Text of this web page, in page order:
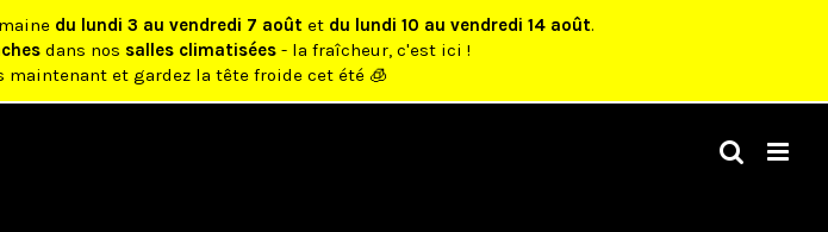
du lundi 3 au vendredi 7 août et du lundi 10 au vendredi 14 août.
dans nos salles climatisées - la fraîcheur, c'est ici !
maintenant et gardez la tête froide cet été 🧊